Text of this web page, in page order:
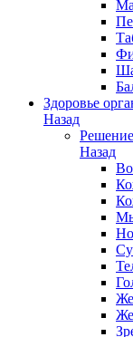
Здоровье
Назад
Назад